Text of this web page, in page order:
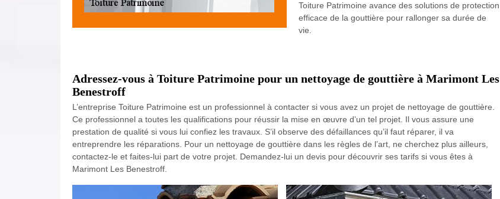
Toiture Patrimoine avance des solutions de protection
efficace de la gouttière pour rallonger sa durée de
vie.
Adressez-vous à Toiture Patrimoine pour un nettoyage de gouttière à Marimont Les
Benestroff
L’entreprise Toiture Patrimoine est un professionnel à contacter si vous avez un projet de nettoyage de gouttière.
Ce professionnel a toutes les qualifications pour réussir la mise en œuvre d’un tel projet. Il vous assure une
prestation de qualité si vous lui confiez les travaux. S’il observe des défaillances qu’il faut réparer, il va
entreprendre les réparations. Pour un nettoyage de gouttière dans les règles de l’art, ne cherchez plus ailleurs,
contactez-le et faites-lui part de votre projet. Demandez-lui un devis pour découvrir ses tarifs si vous êtes à
Marimont Les Benestroff.